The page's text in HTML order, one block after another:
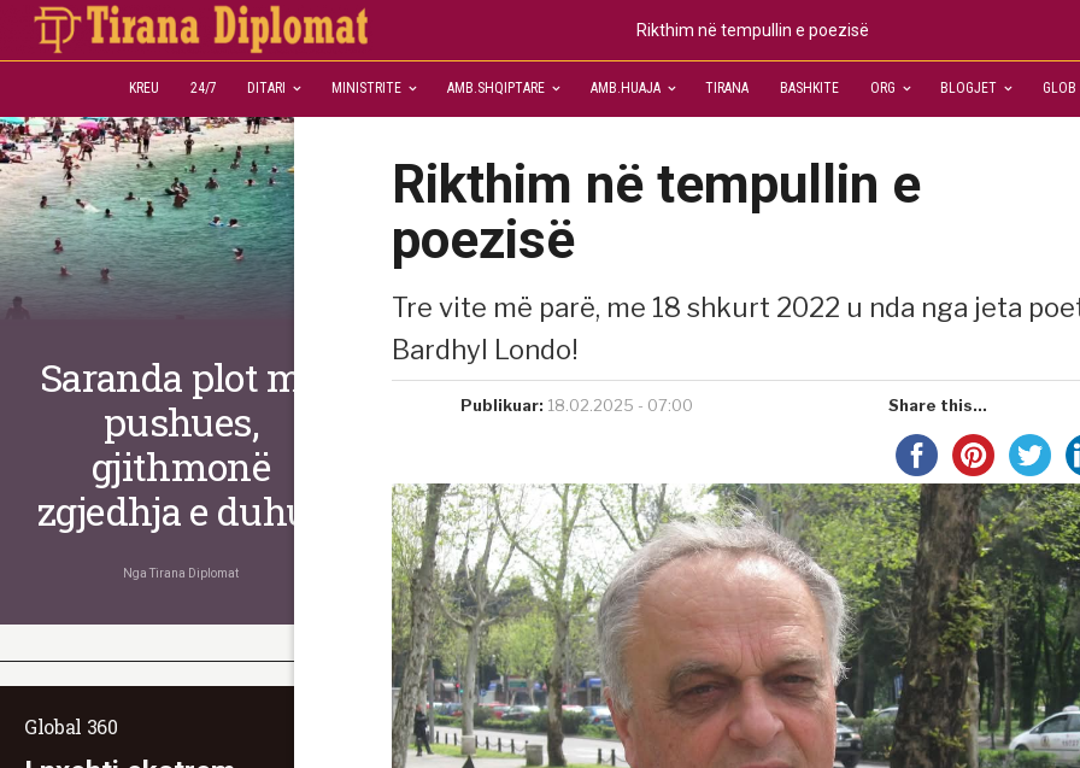
Rikthim në tempullin e poezisë
KREU 24/7 DITARI MINISTRITE AMB.SHQIPTARE AMB.HUAJA TIRANA BASHKITE ORG BLOGJET GLOB
Rikthim në tempullin e
poezisë
Tre vite më parë, me 18 shkurt 2022 u nda nga jeta
Bardhyl Londo!
Publikuar: 18.02.2025 - 07:00 Share this...
Saranda plot me
pushues,
gjithmonë
zgjedhja e duhur
Nga Tirana Diplomat
Global 360